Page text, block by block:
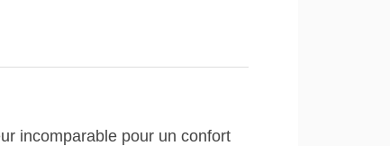
incomparable pour un confort